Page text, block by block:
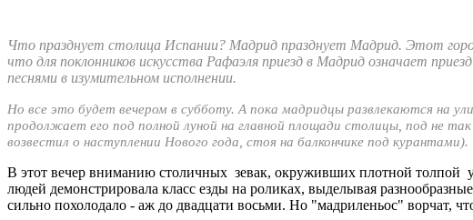
Что празднует столица Испании? Мадрид празднует Мадрид. Этот
что для поклонников искусства Рафаэля приезд в Мадрид означает
песнями в изумительном исполнении.
Но все это будет вечером в субботу. А пока мадридцы развлекаются на
продолжает его под полной луной на главной площади столицы, под не
возвестил о наступлении Нового года, стоя на балкончике под курантами).
В этот вечер вниманию столичных зевак, окруживших плотной толпой
людей демонстрировала класс езды на роликах, выделывая
сильно похолодало - аж до двадцати восьми. Но "мадриленьос" ворчат,